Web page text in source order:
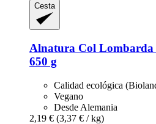
Cesta
Alnatura Col
650 g
Calidad ecológica
Vegano
Desde Alemania
2,19 € (3,37 € / kg)